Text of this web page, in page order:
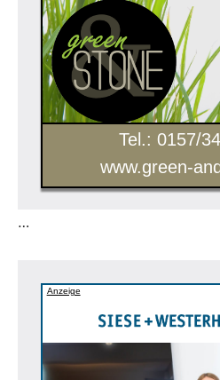
Tel.: 0157/
www.green-
…
Anzeige